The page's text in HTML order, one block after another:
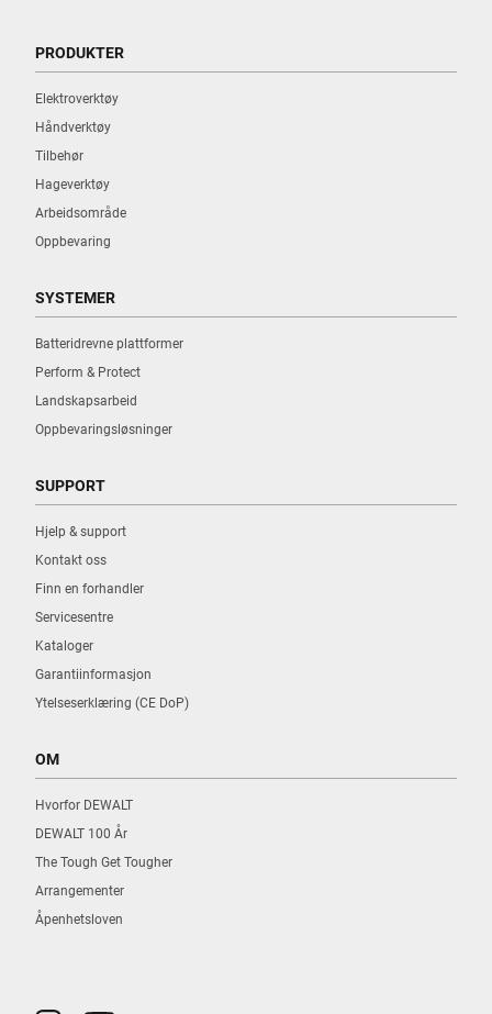
PRODUKTER
Elektroverktøy
Håndverktøy
Tilbehør
Hageverktøy
Arbeidsområde
Oppbevaring
SYSTEMER
Batteridrevne plattformer
Perform & Protect
Landskapsarbeid
Oppbevaringsløsninger
SUPPORT
Hjelp & support
Kontakt oss
Finn en forhandler
Servicesentre
Kataloger
Garantiinformasjon
Ytelseserklæring (CE DoP)
OM
Hvorfor DEWALT
DEWALT 100 År
The Tough Get Tougher
Arrangementer
Åpenhetsloven